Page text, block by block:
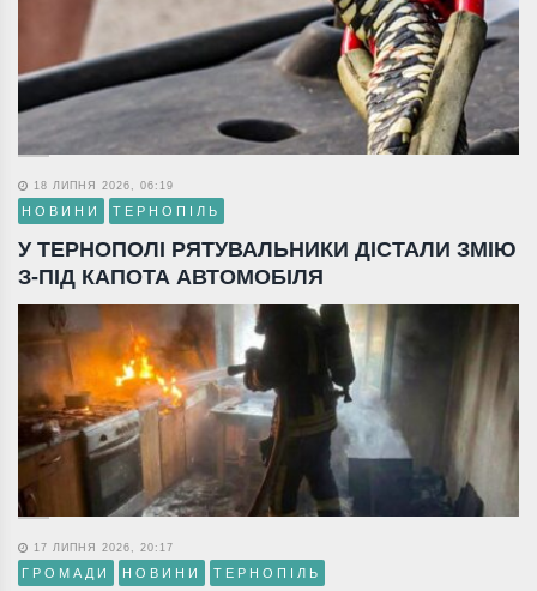
18 ЛИПНЯ 2026, 06:19
НОВИНИ ТЕРНОПІЛЬ
У ТЕРНОПОЛІ РЯТУВАЛЬНИКИ ДІСТАЛИ ЗМІЮ
З-ПІД КАПОТА АВТОМОБІЛЯ
17 ЛИПНЯ 2026, 20:17
ГРОМАДИ НОВИНИ ТЕРНОПІЛЬ